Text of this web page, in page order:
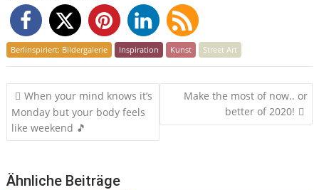
Berlinspiriert: Bildergalerie Inspiration Kunst Street Art
Beitragsnavigation
When your mind knows it’s
Monday but your body feels
like weekend 🎵
Make the most of now.. or
better of 2020!
Ähnliche Beiträge